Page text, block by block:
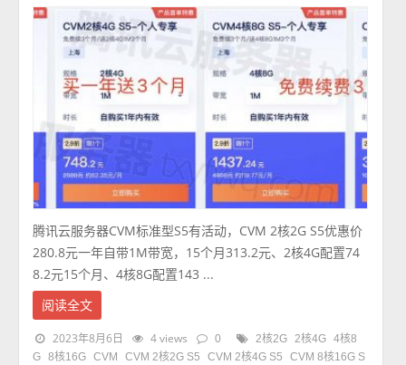
腾讯云服务器CVM标准型S5有活动，CVM 2核2G S5优惠价
280.8元一年自带1M带宽，15个月313.2元、2核4G配置74
8.2元15个月、4核8G配置143 ...
阅读全文
2023年8月6日 4 views 0 2核2G 2核4G
4核8
G 8核16G CVM CVM 2核2G S5 CVM 2核4G S5
CVM 8核16G S